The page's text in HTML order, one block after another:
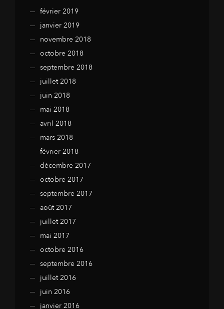
février 2019
janvier 2019
novembre 2018
octobre 2018
septembre 2018
juillet 2018
juin 2018
mai 2018
avril 2018
mars 2018
février 2018
décembre 2017
octobre 2017
septembre 2017
août 2017
juillet 2017
mai 2017
octobre 2016
septembre 2016
juillet 2016
juin 2016
janvier 2016